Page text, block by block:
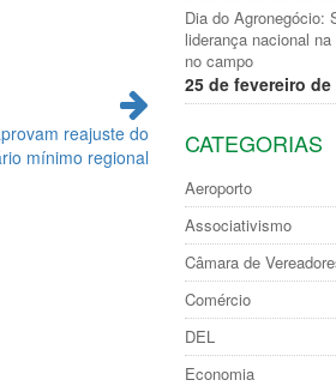
reajuste do
mínimo regional
Dia do Agronegócio:
liderança nacional
no campo
25 de fevereiro de
CATEGORIAS
Aeroporto
Associativismo
Câmara de
Comércio
DEL
Economia